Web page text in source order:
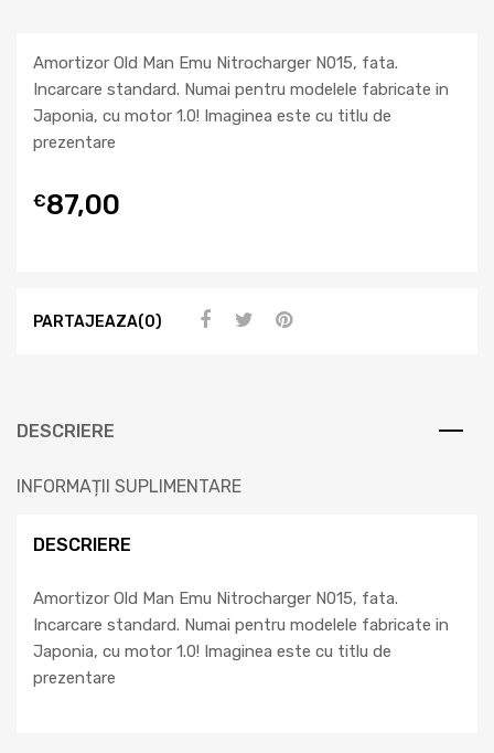
Amortizor Old Man Emu Nitrocharger N015, fata.
Incarcare standard. Numai pentru modelele fabricate in
Japonia, cu motor 1.0! Imaginea este cu titlu de
prezentare
€87,00
PARTAJEAZA(0)
DESCRIERE
INFORMAȚII SUPLIMENTARE
DESCRIERE
Amortizor Old Man Emu Nitrocharger N015, fata.
Incarcare standard. Numai pentru modelele fabricate in
Japonia, cu motor 1.0! Imaginea este cu titlu de
prezentare